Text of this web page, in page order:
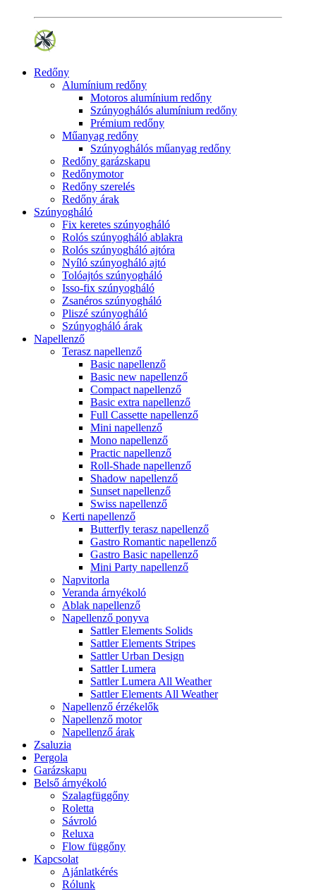
Redőny
Alumínium redőny
Motoros alumínium redőny
Szúnyoghálós alumínium redőny
Prémium redőny
Műanyag redőny
Szúnyoghálós műanyag redőny
Redőny garázskapu
Redőnymotor
Redőny szerelés
Redőny árak
Szúnyogháló
Fix keretes szúnyogháló
Rolós szúnyogháló ablakra
Rolós szúnyogháló ajtóra
Nyíló szúnyogháló ajtó
Tolóajtós szúnyogháló
Isso-fix szúnyogháló
Zsanéros szúnyogháló
Pliszé szúnyogháló
Szúnyogháló árak
Napellenző
Terasz napellenző
Basic napellenző
Basic new napellenző
Compact napellenző
Basic extra napellenző
Full Cassette napellenző
Mini napellenző
Mono napellenző
Practic napellenző
Roll-Shade napellenző
Shadow napellenző
Sunset napellenző
Swiss napellenző
Kerti napellenző
Butterfly terasz napellenző
Gastro Romantic napellenző
Gastro Basic napellenző
Mini Party napellenző
Napvitorla
Veranda árnyékoló
Ablak napellenző
Napellenző ponyva
Sattler Elements Solids
Sattler Elements Stripes
Sattler Urban Design
Sattler Lumera
Sattler Lumera All Weather
Sattler Elements All Weather
Napellenző érzékelők
Napellenző motor
Napellenző árak
Zsaluzia
Pergola
Garázskapu
Belső árnyékoló
Szalagfüggőny
Roletta
Sávroló
Reluxa
Flow függőny
Kapcsolat
Ajánlatkérés
Rólunk